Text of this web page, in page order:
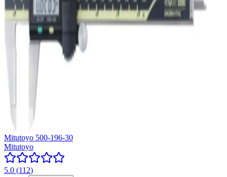
Mitutoyo 500-196-30
Mitutoyo
5.0 (112)